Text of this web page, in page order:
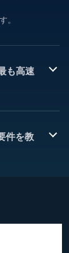
。
も高速
件を教